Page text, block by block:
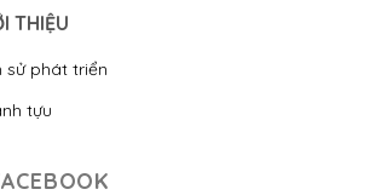
THIỆU
sử phát triển
tựu